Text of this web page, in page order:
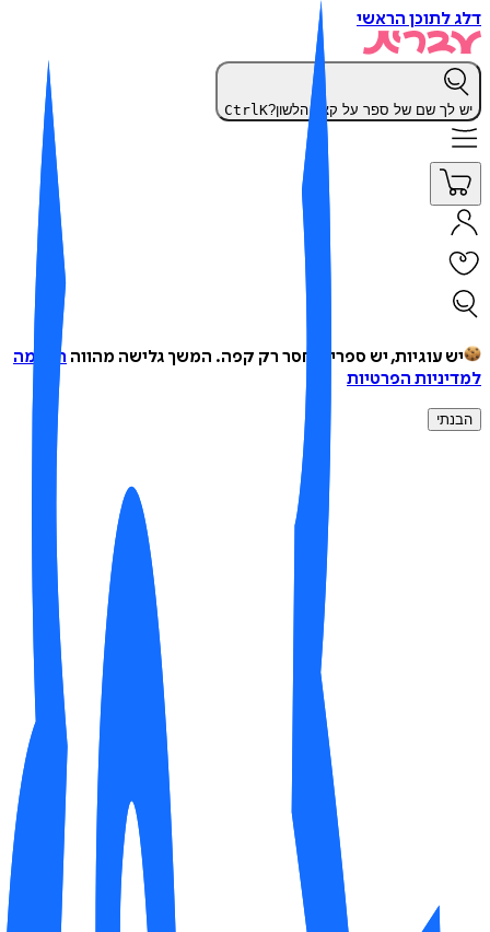
לתוכן הראשי
לך שם של ספר על קצה הלשון? CtrlK
יש עוגיות, יש ספרים, חסר רק קפה.המשך גלישה מהווההסכמה
הפרטיות